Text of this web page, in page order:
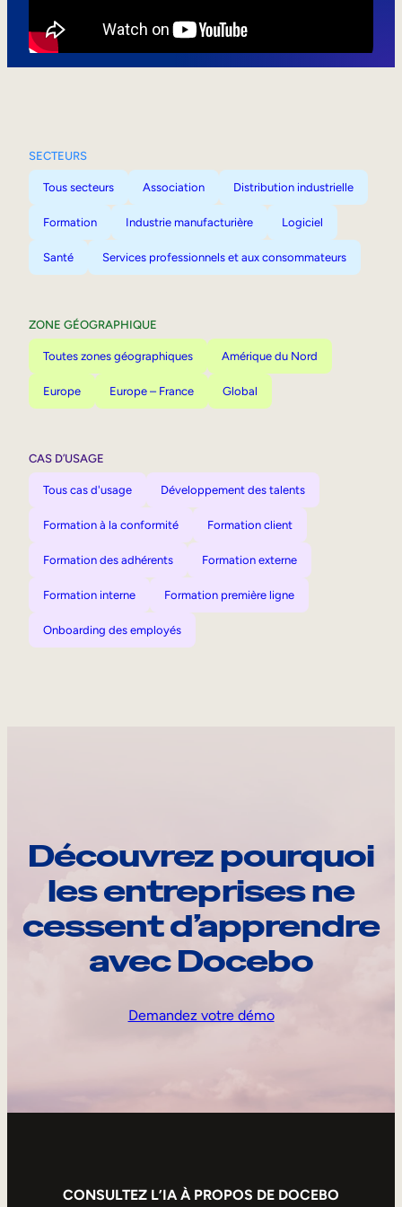
SECTEURS
Tous secteurs Association Distribution industrielle
Formation Industrie manufacturière Logiciel
Santé Services professionnels et aux consommateurs
ZONE GÉOGRAPHIQUE
Toutes zones géographiques Amérique du Nord
Europe Europe – France Global
CAS D’USAGE
Tous cas d'usage Développement des talents
Formation à la conformité Formation client
Formation des adhérents Formation externe
Formation interne Formation première ligne
Onboarding des employés
Découvrez pourquoi
les entreprises ne
cessent d’apprendre
avec Docebo
Demandez votre démo
CONSULTEZ L’IA À PROPOS DE DOCEBO